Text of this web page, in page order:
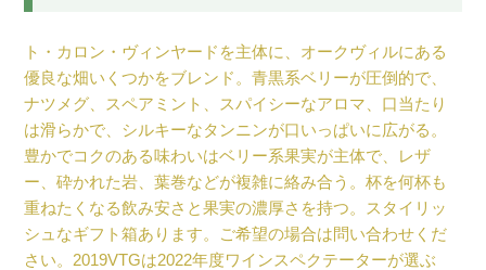
ト・カロン・ヴィンヤードを主体に、オークヴィルにある
優良な畑いくつかをブレンド。青黒系ベリーが圧倒的で、
ナツメグ、スペアミント、スパイシーなアロマ、口当たり
は滑らかで、シルキーなタンニンが口いっぱいに広がる。
豊かでコクのある味わいはベリー系果実が主体で、レザ
ー、砕かれた岩、葉巻などが複雑に絡み合う。杯を何杯も
重ねたくなる飲み安さと果実の濃厚さを持つ。スタイリッ
シュなギフト箱あります。ご希望の場合は問い合わせくだ
さい。2019VTGは2022年度ワインスペクテーターが選ぶ